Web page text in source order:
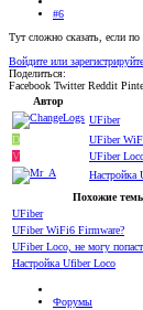
#6
Тут сложно сказать, если
Войдите или
Поделиться:
Facebook Twitter Reddit
Автор
UFiber
D
UFiber
V
UFiber
Настройка
Похожие
UFiber
UFiber WiFi6 Firmware?
UFiber Loco, не могу
Настройка Ufiber Loco
Форумы